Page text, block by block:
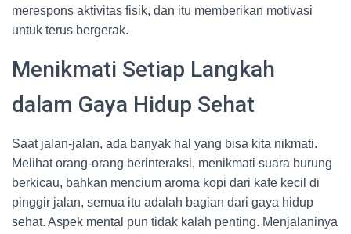
merespons aktivitas fisik, dan itu memberikan motivasi
untuk terus bergerak.
Menikmati Setiap Langkah
dalam Gaya Hidup Sehat
Saat jalan-jalan, ada banyak hal yang bisa kita nikmati.
Melihat orang-orang berinteraksi, menikmati suara burung
berkicau, bahkan mencium aroma kopi dari kafe kecil di
pinggir jalan, semua itu adalah bagian dari gaya hidup
sehat. Aspek mental pun tidak kalah penting. Menjalaninya